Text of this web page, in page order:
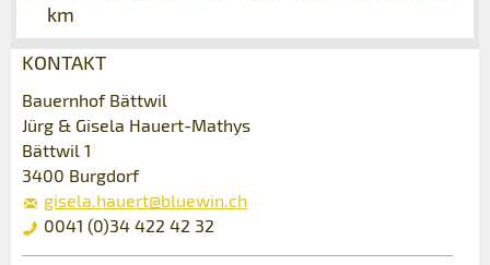
km
Anzeige beanstanden
Ihr Feedback wird sehr geschätzt!
Allgemeines Feedback
Anzeige nicht mehr gültig
Anzeige weiterempfehlen
Empfehlen Sie diese Anzeige an Freunde
weiter.
KONTAKT
Bauernhof Bättwil
Jürg & Gisela Hauert-Mathys
Bättwil 1
3400 Burgdorf
gisela.hauert@bluewin.ch
0041 (0)34 422 42 32